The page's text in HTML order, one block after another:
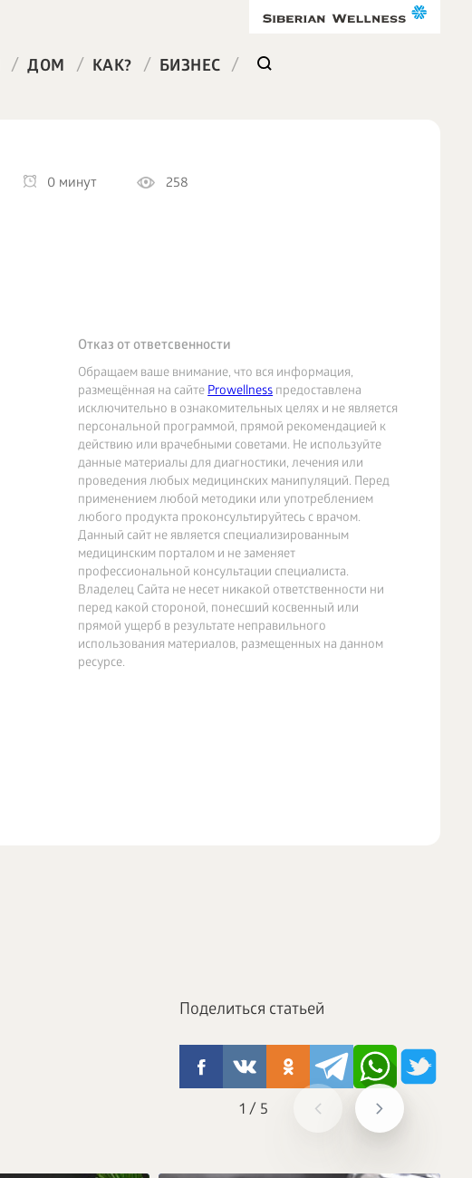
/ ДОМ / КАК? / БИЗНЕС /
0 минут 258
Отказ от ответсвенности
Обращаем ваше внимание, что вся информация,
размещённая на сайтеProwellnessпредоставлена
исключительно в ознакомительных целях и не является
персональной программой, прямой рекомендацией к
действию или врачебными советами. Не используйте
данные материалы для диагностики, лечения или
проведения любых медицинских манипуляций. Перед
применением любой методики или употреблением
любого продукта проконсультируйтесь с врачом.
Данный сайт не является специализированным
медицинским порталом и не заменяет
профессиональной консультации специалиста.
Владелец Сайта не несет никакой ответственности ни
перед какой стороной, понесший косвенный или
прямой ущерб в результате неправильного
использования материалов, размещенных на данном
ресурсе.
Поделиться статьей
1 / 5